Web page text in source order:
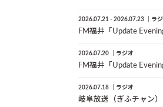
2026.07.21 - 2026.07.23 ラ
FM福井「Update
2026.07.20 ラジオ
FM福井「Update
2026.07.18 ラジオ
岐阜放送（ぎふチャン